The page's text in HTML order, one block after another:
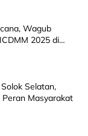
Wagub
2025 di
Selatan,
Peran Masyarakat